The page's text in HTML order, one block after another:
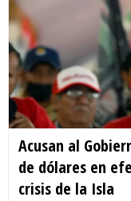
Acusan al
de dólares en
crisis de la Isla